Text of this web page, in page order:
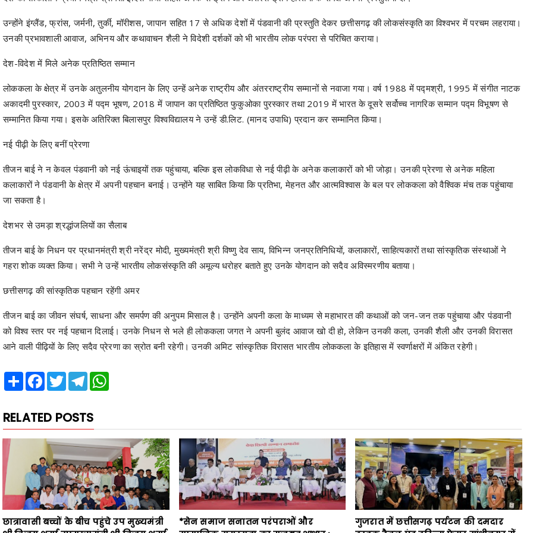
देश-विदेश में मिले अनेक प्रतिष्ठित सम्मान
अकादमी पुरस्कार, 2003 में पद्म भूषण, 2018 में जापान का प्रतिष्ठित फुकुओका पुरस्कार तथा 2019 में भारत के दूसरे सर्वोच्च नागरिक सम्मान पद्म विभूषण से
नई पीढ़ी के लिए बनीं प्रेरणा
कलाकारों ने पंडवानी के क्षेत्र में अपनी पहचान बनाई। उन्होंने यह साबित किया कि प्रतिभा, मेहनत और आत्मविश्वास के बल पर लोककला को वैश्विक मंच तक पहुंचाया
देशभर से उमड़ा श्रद्धांजलियों का सैलाब
गहरा शोक व्यक्त किया। सभी ने उन्हें भारतीय लोकसंस्कृति की अमूल्य धरोहर बताते हुए उनके योगदान को सदैव अविस्मरणीय बताया।
छत्तीसगढ़ की सांस्कृतिक पहचान रहेंगी अमर
को विश्व स्तर पर नई पहचान दिलाई। उनके निधन से भले ही लोककला जगत ने अपनी बुलंद आवाज खो दी हो, लेकिन उनकी कला, उनकी शैली और उनकी विरासत
Share Facebook
Twitter TelegramWhatsApp
RELATED POSTS
छात्रावासी बच्चों के बीच पहुंचे उप मुख्यमंत्री
श्री विजय शर्मा उपमुख्यमंत्री श्री विजय शर्मा
ने कहा- लक्ष्य बनाकर पूरी लगन से मेहनत
करें, परिणाम की चिंता में प्रयासों में कमी न
*सेन समाज सनातन परंपराओं और
सामाजिक समरसता का मजबूत आधार :
मुख्यमंत्री श्री विष्णु देव साय,संत शिरोमणि
सेन जी महाराज के नाम पर नया रायपुर में
गुजरात में छत्तीसगढ़ पर्यटन की दमदार
दस्तक,ट्रैवल एंड टूरिज्म फेयर गांधीनगर में
छत्तीसगढ़ टूरिज्म बोर्ड की प्रभावी
सहभागिता